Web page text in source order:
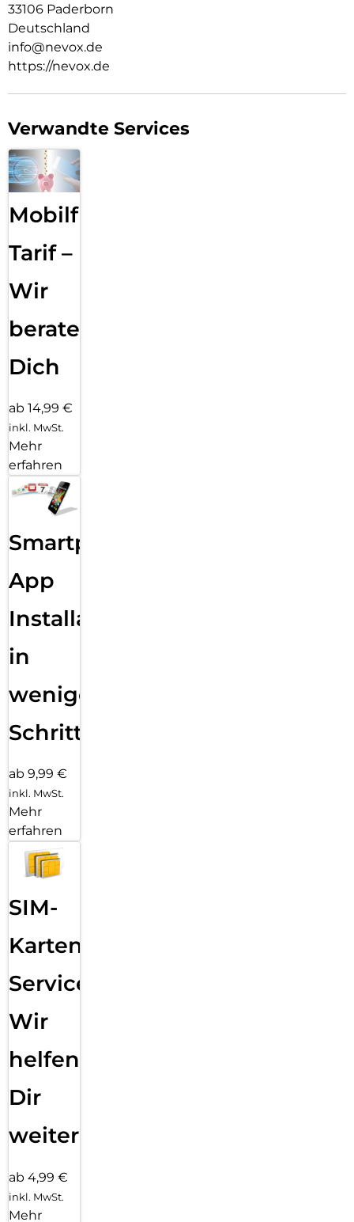
33106 Paderborn
Deutschland
info@nevox.de
https://nevox.de
Verwandte Services
Mobilfunk
Tarif –
Wir
beraten
Dich
ab 14,99 €
inkl. MwSt.
Mehr
erfahren
Smartphone
App
Installation
in
wenigen
Schritten
ab 9,99 €
inkl. MwSt.
Mehr
erfahren
SIM-
Karten
Service:
Wir
helfen
Dir
weiter
ab 4,99 €
inkl. MwSt.
Mehr